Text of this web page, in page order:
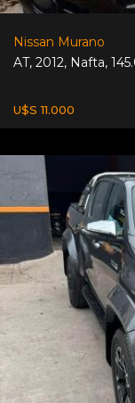
Nissan Murano
AT, 2012, Nafta,
U$S 11.000